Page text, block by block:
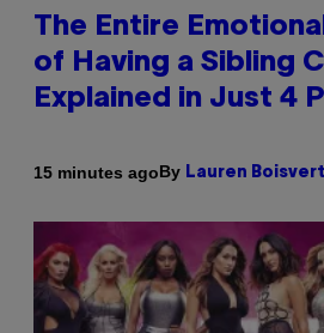
The Entire
of Having a Sibling
Explained in Just 4
15 minutes agoBy Lauren Boisvert